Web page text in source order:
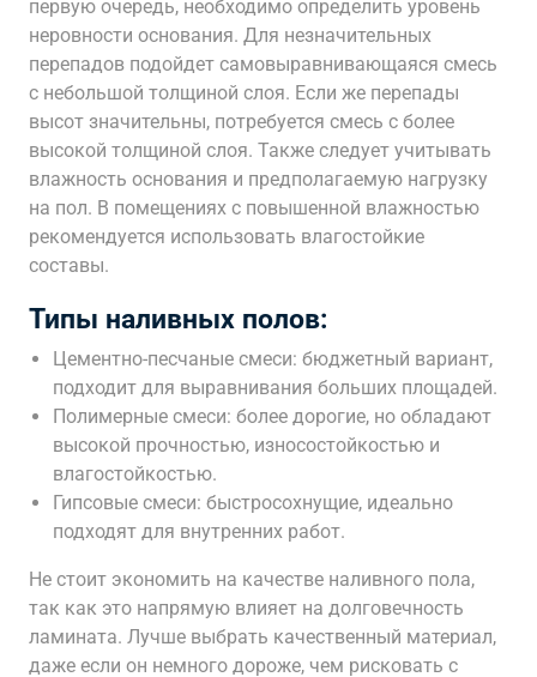
первую очередь, необходимо определить уровень
неровности основания. Для незначительных
перепадов подойдет самовыравнивающаяся смесь
с небольшой толщиной слоя. Если же перепады
высот значительны, потребуется смесь с более
высокой толщиной слоя. Также следует учитывать
влажность основания и предполагаемую нагрузку
на пол. В помещениях с повышенной влажностью
рекомендуется использовать влагостойкие
составы.
Типы наливных полов:
Цементно-песчаные смеси: бюджетный вариант,
подходит для выравнивания больших площадей.
Полимерные смеси: более дорогие, но обладают
высокой прочностью, износостойкостью и
влагостойкостью.
Гипсовые смеси: быстросохнущие, идеально
подходят для внутренних работ.
Не стоит экономить на качестве наливного пола,
так как это напрямую влияет на долговечность
ламината. Лучше выбрать качественный материал,
даже если он немного дороже, чем рисковать с